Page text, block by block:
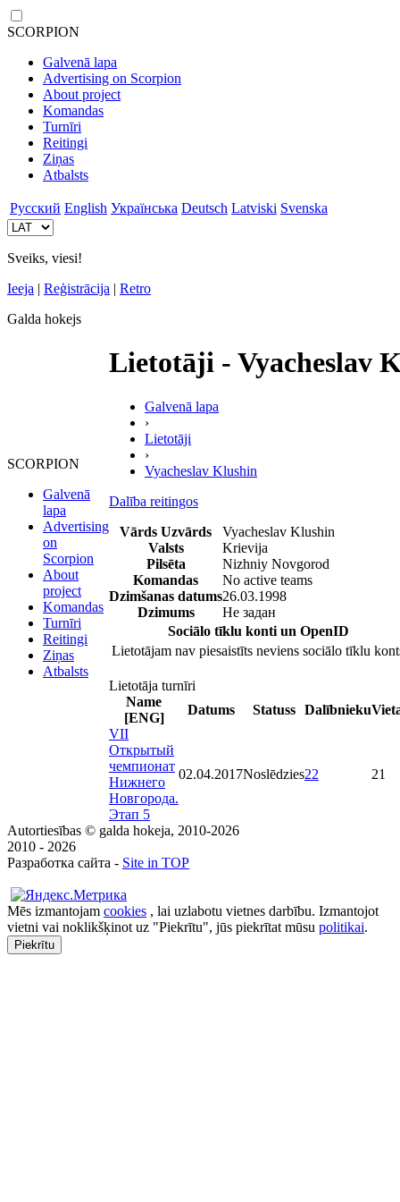
SCORPION
Galvenā lapa
Advertising on Scorpion
About project
Komandas
Turnīri
Reitingi
Ziņas
Atbalsts
Русский English Українська Deutsch Latviski Svenska
Sveiks, viesi!
Ieeja | Reģistrācija | Retro
Galda hokejs
SCORPION
Galvenā
lapa
Advertising
on
Scorpion
About
project
Komandas
Turnīri
Reitingi
Ziņas
Atbalsts
Lietotāji - Vyacheslav
Galvenā lapa
›
Lietotāji
›
Vyacheslav Klushin
Dalība reitingos
Vārds Uzvārds
Vyacheslav Klushin
Valsts
Krievija
Pilsēta
Nizhniy Novgorod
Komandas
No active teams
Dzimšanas datums26.03.1998
Dzimums
Не задан
Sociālo tīklu konti un OpenID
Lietotājam nav piesaistīts neviens sociālo tīklu
Lietotāja turnīri
Name
[ENG]
Datums Statuss Dalībnieku
VII
Открытый
чемпионат
Нижнего
Новгорода.
Этап 5
02.04.2017Noslēdzies22 21
Autortiesības © galda hokeja, 2010-2026
2010 - 2026
Разработка сайта - Site in TOP
Mēs izmantojam cookies , lai uzlabotu vietnes darbību. Izmantojot
vietni vai noklikšķinot uz "Piekrītu", jūs piekrītat mūsu politikai.
Piekrītu